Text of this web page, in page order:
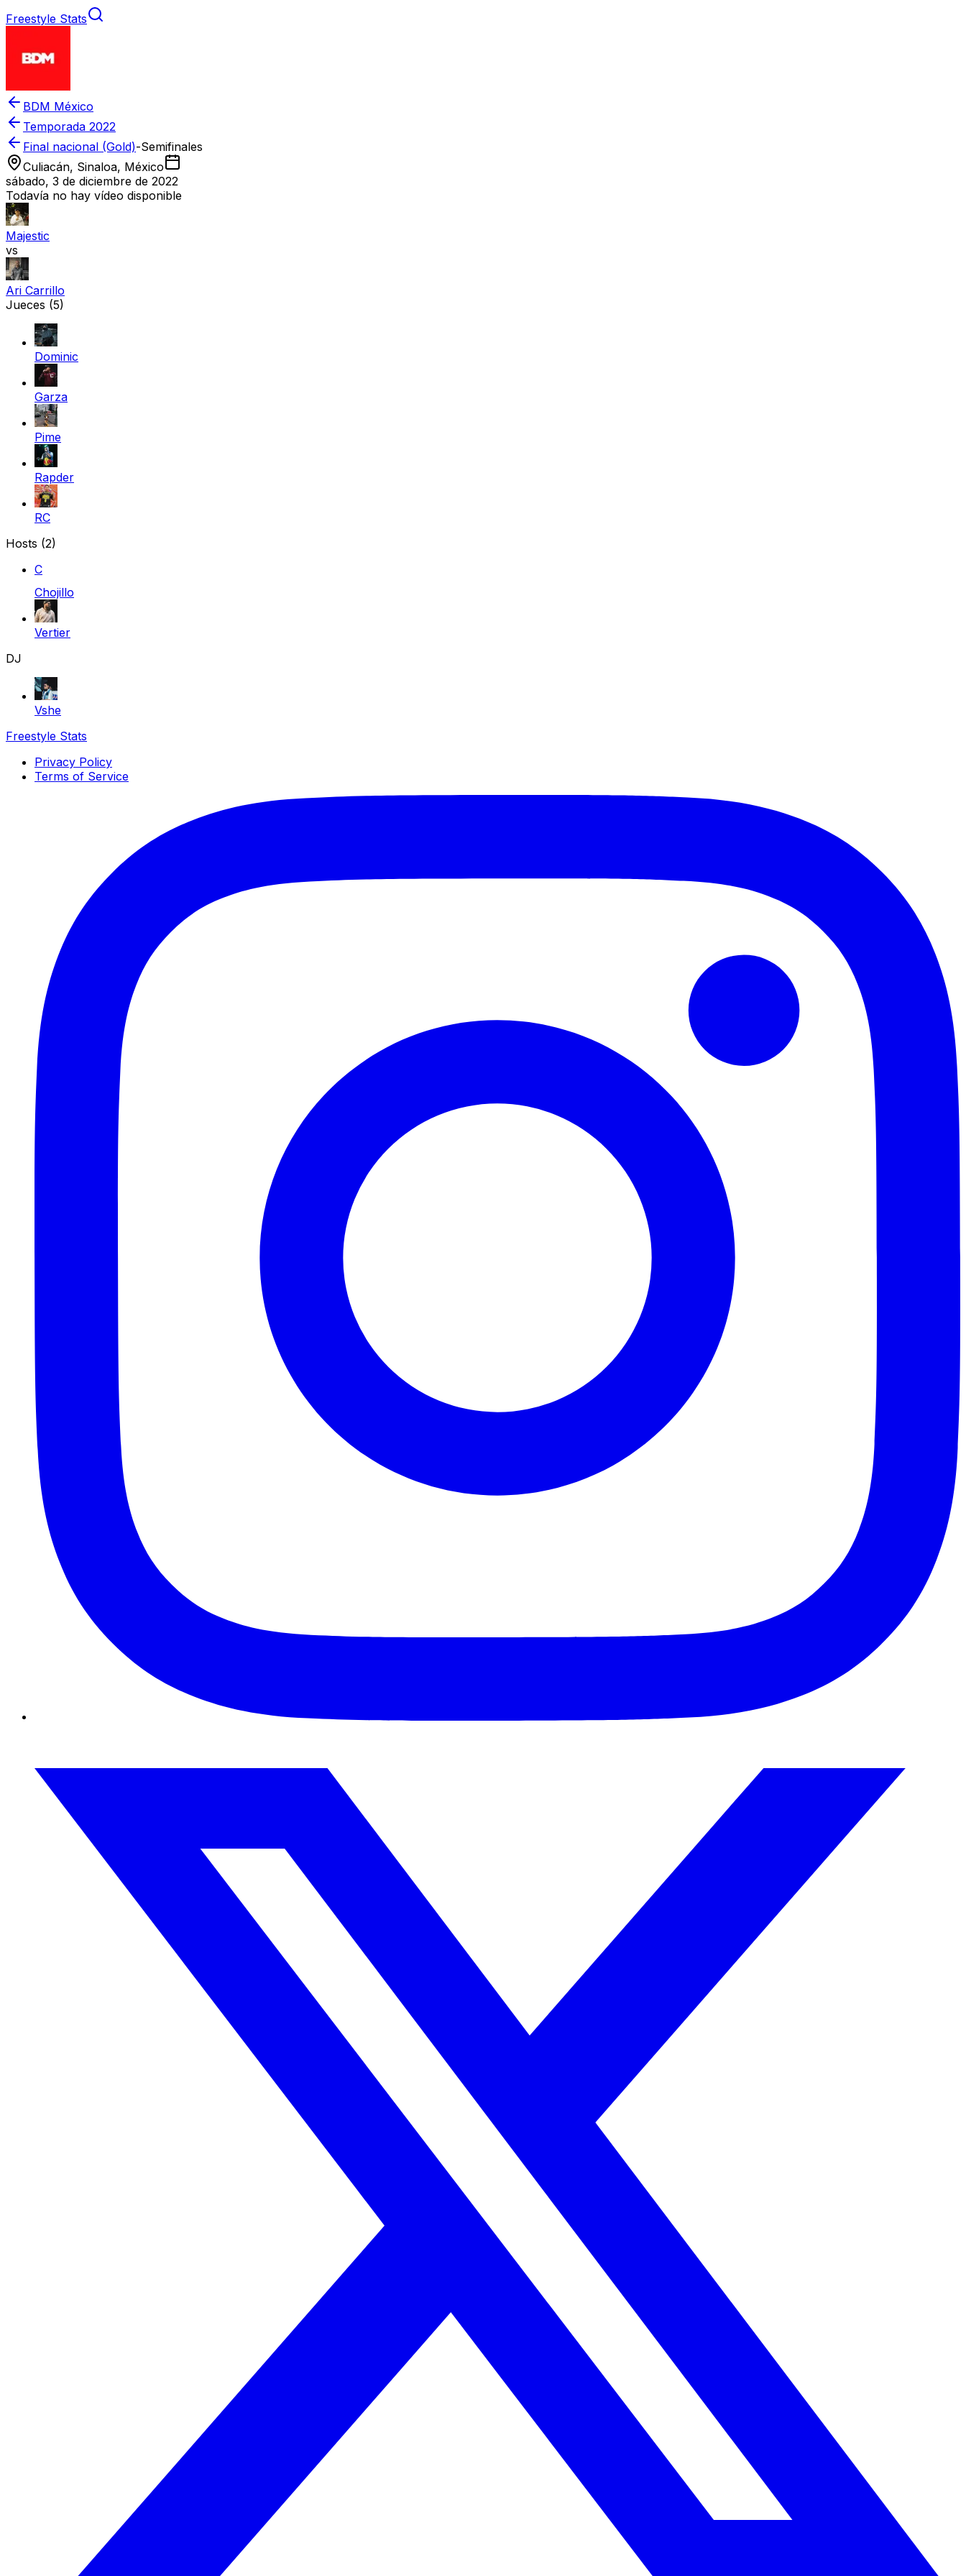
Freestyle Stats
BDM México
Temporada 2022
Final nacional (Gold)-Semifinales
Culiacán, Sinaloa, México
sábado, 3 de diciembre de 2022
Todavía no hay vídeo disponible
Majestic
vs
Ari Carrillo
Jueces (5)
Dominic
Garza
Pime
Rapder
RC
Hosts (2)
C
Chojillo
Vertier
DJ
Vshe
Freestyle Stats
Privacy Policy
Terms of Service